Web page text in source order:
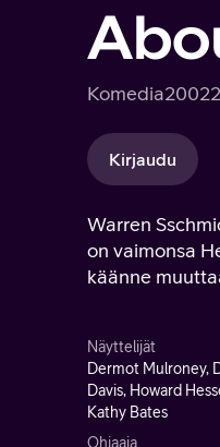
Komedia2002
Kirjaudu
Warren
on vaimonsa
käänne
Näyttelijät
Dermot Mulroney,
Davis, Howard
Kathy Bates
Ohjaaja